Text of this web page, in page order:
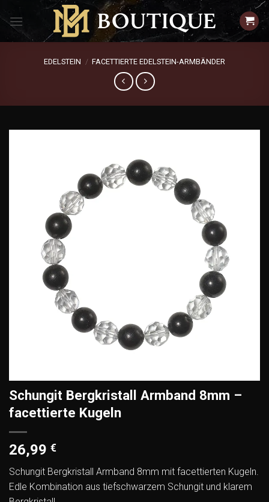
Inhalt
springen
EDELSTEIN / FACETTIERTE EDELSTEIN-ARMBÄNDER
Schungit Bergkristall Armband 8mm –
facettierte Kugeln
26,99 €
Schungit Bergkristall Armband 8mm mit facettierten Kugeln.
Edle Kombination aus tiefschwarzem Schungit und klarem